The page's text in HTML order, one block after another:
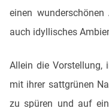
einen
auch idyllisches
Allein die Vorstellung,
mit ihrer sattgrünen
zu spüren und auf